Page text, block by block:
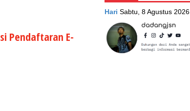
Pendaftaran E-
Hari Sabtu, 8 Agustus 2026